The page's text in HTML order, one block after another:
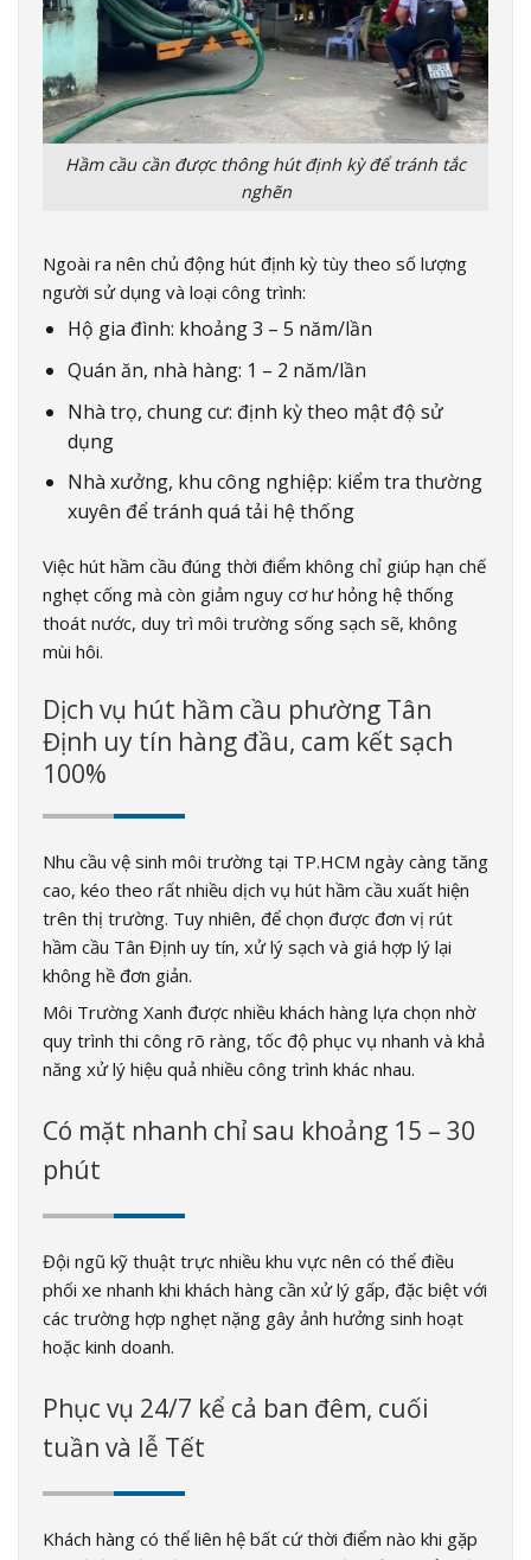
Hầm cầu cần được thông hút định kỳ để tránh tắc
nghẽn
Ngoài ra nên chủ động hút định kỳ tùy theo số lượng
người sử dụng và loại công trình:
Hộ gia đình: khoảng 3 – 5 năm/lần
Quán ăn, nhà hàng: 1 – 2 năm/lần
Nhà trọ, chung cư: định kỳ theo mật độ sử
dụng
Nhà xưởng, khu công nghiệp: kiểm tra thường
xuyên để tránh quá tải hệ thống
Việc hút hầm cầu đúng thời điểm không chỉ giúp hạn chế
nghẹt cống mà còn giảm nguy cơ hư hỏng hệ thống
thoát nước, duy trì môi trường sống sạch sẽ, không
mùi hôi.
Dịch vụ hút hầm cầu phường Tân
Định uy tín hàng đầu, cam kết sạch
100%
Nhu cầu vệ sinh môi trường tại TP.HCM ngày càng tăng
cao, kéo theo rất nhiều dịch vụ hút hầm cầu xuất hiện
trên thị trường. Tuy nhiên, để chọn được đơn vị rút
hầm cầu Tân Định uy tín, xử lý sạch và giá hợp lý lại
không hề đơn giản.
Môi Trường Xanh được nhiều khách hàng lựa chọn nhờ
quy trình thi công rõ ràng, tốc độ phục vụ nhanh và khả
năng xử lý hiệu quả nhiều công trình khác nhau.
Có mặt nhanh chỉ sau khoảng 15 – 30
phút
Đội ngũ kỹ thuật trực nhiều khu vực nên có thể điều
phối xe nhanh khi khách hàng cần xử lý gấp, đặc biệt với
các trường hợp nghẹt nặng gây ảnh hưởng sinh hoạt
hoặc kinh doanh.
Phục vụ 24/7 kể cả ban đêm, cuối
tuần và lễ Tết
Khách hàng có thể liên hệ bất cứ thời điểm nào khi gặp